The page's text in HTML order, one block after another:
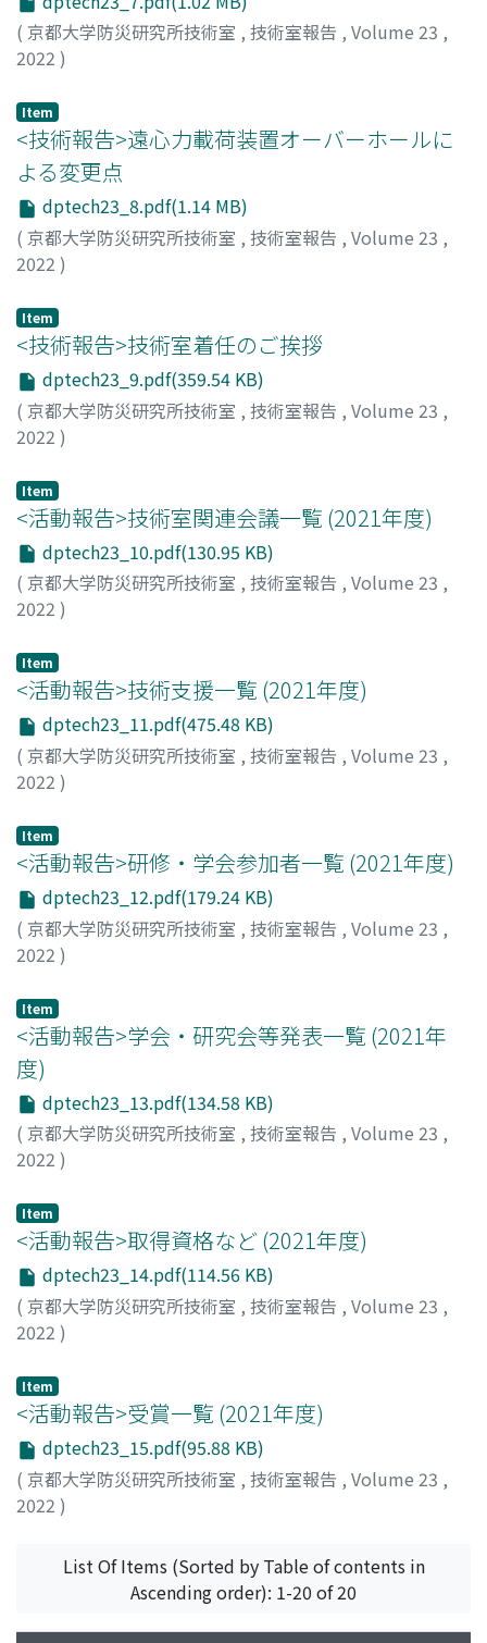
( 京都大学防災研究所技術室 , 技術室報告 , Volume 23 ,
2022 )
Item
<技術報告>遠心力載荷装置オーバーホールに
よる変更点
dptech23_8.pdf(1.14 MB)
( 京都大学防災研究所技術室 , 技術室報告 , Volume 23 ,
2022 )
Item
<技術報告>技術室着任のご挨拶
dptech23_9.pdf(359.54 KB)
( 京都大学防災研究所技術室 , 技術室報告 , Volume 23 ,
2022 )
Item
<活動報告>技術室関連会議⼀覧 (2021年度)
dptech23_10.pdf(130.95 KB)
( 京都大学防災研究所技術室 , 技術室報告 , Volume 23 ,
2022 )
Item
<活動報告>技術支援⼀覧 (2021年度)
dptech23_11.pdf(475.48 KB)
( 京都大学防災研究所技術室 , 技術室報告 , Volume 23 ,
2022 )
Item
<活動報告>研修・学会参加者⼀覧 (2021年度)
dptech23_12.pdf(179.24 KB)
( 京都大学防災研究所技術室 , 技術室報告 , Volume 23 ,
2022 )
Item
<活動報告>学会・研究会等発表⼀覧 (2021年
度)
dptech23_13.pdf(134.58 KB)
( 京都大学防災研究所技術室 , 技術室報告 , Volume 23 ,
2022 )
Item
<活動報告>取得資格など (2021年度)
dptech23_14.pdf(114.56 KB)
( 京都大学防災研究所技術室 , 技術室報告 , Volume 23 ,
2022 )
Item
<活動報告>受賞⼀覧 (2021年度)
dptech23_15.pdf(95.88 KB)
( 京都大学防災研究所技術室 , 技術室報告 , Volume 23 ,
2022 )
List Of Items (Sorted by Table of contents in
Ascending order): 1-20 of 20